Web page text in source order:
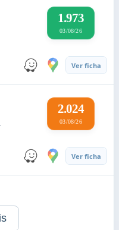
1.973
03/08/26
Ver ficha
2.024
03/08/26
Ver ficha